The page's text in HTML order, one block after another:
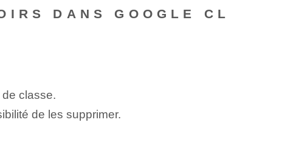
DANS GOOGLE CL
classe.
de les supprimer.